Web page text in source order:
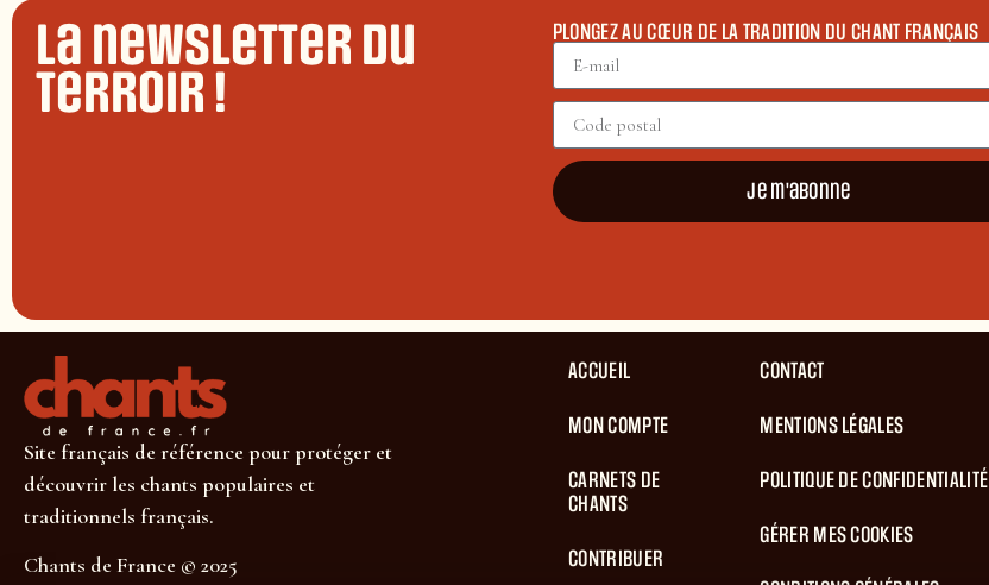
La newsletter du
terroir !
PLONGEZ AU CŒUR DE LA TRADITION DU CHANT FRANÇAIS
Je m'abonne
Site français de référence pour protéger et
découvrir les chants populaires et
traditionnels français.
Chants de France © 2025
ACCUEIL
MON COMPTE
CARNETS DE
CHANTS
CONTRIBUER
CONTACT
MENTIONS LÉGALES
POLITIQUE DE CONFIDENTIALITÉ
GÉRER MES COOKIES